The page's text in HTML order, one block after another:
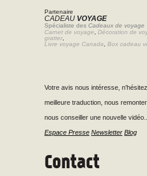
Partenaire
CADEAU VOYAGE
Spécialiste des Cadeaux de voyage
Carnet de voyage, Décoration de
gratter,
Livre voyage Canada, Box cadeau
Votre avis nous intéresse,
meilleure traduction, nous
nous conseiller une nouvelle
Espace Presse Newsletter Blog
Contact